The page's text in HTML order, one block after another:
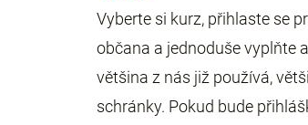
Vyberte si kurz, přihlaste se
občana a jednoduše vyplňte
většina z nás již používá,
schránky. Pokud bude